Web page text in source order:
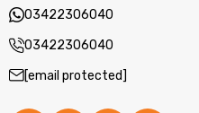
03422306040
03422306040
[email protected]